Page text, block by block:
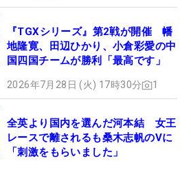
『TGXシリーズ』第2戦が開催 幡
地隆寛、田辺ひかり、小倉彩愛の中
国四国チームが勝利「最高です」
2026年7月28日 (火) 17時30分 1
全英より国内を選んだ河本結 女王
レースで離されるも桑木志帆のVに
「刺激をもらいました」